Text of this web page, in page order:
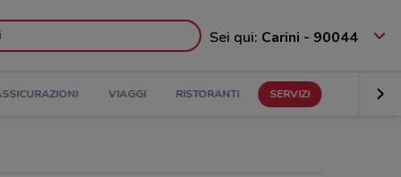
Sei qui: Carini - 90044
VIAGGI RISTORANTI SERVIZI